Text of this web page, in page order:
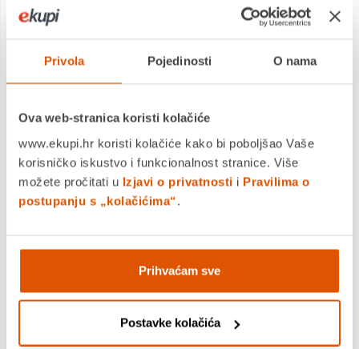
Privola Pojedinosti O nama
Ova web-stranica koristi kolačiće
www.ekupi.hr koristi kolačiće kako bi poboljšao Vaše
korisničko iskustvo i funkcionalnost stranice. Više
možete pročitati u Izjavi o privatnosti i Pravilima o
postupanju s „kolačićima“.
Prihvaćam sve
Postavke kolačića
smjeru. Vrata koja mogu mijenjati smjer
lijevu i na desnu stranu uređaja, pa odlučite na
kojoj ćete strani otvoriti vrata hladnjaka. Osim
udvostručiti postavljanjem dva hladnjaka jedan
pored drugog i okretanjem vrata na jednom.